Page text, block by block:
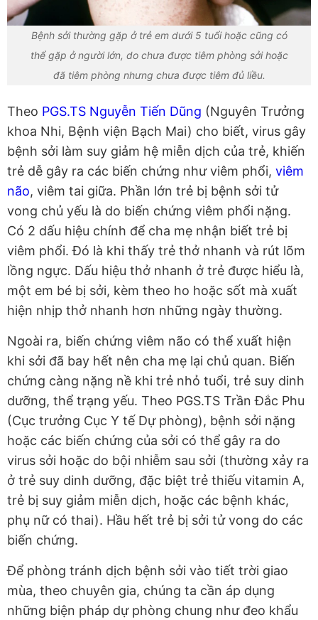
Bệnh sởi thường gặp ở trẻ em dưới 5 tuổi hoặc cũng có
thể gặp ở người lớn, do chưa được tiêm phòng sởi hoặc
đã tiêm phòng nhưng chưa được tiêm đủ liều.
Theo PGS.TS Nguyễn Tiến Dũng (Nguyên Trưởng
khoa Nhi, Bệnh viện Bạch Mai) cho biết, virus gây
bệnh sởi làm suy giảm hệ miễn dịch của trẻ, khiến
trẻ dễ gây ra các biến chứng như viêm phổi, viêm
não, viêm tai giữa. Phần lớn trẻ bị bệnh sởi tử
vong chủ yếu là do biến chứng viêm phổi nặng.
Có 2 dấu hiệu chính để cha mẹ nhận biết trẻ bị
viêm phổi. Đó là khi thấy trẻ thở nhanh và rút lõm
lồng ngực. Dấu hiệu thở nhanh ở trẻ được hiểu là,
một em bé bị sởi, kèm theo ho hoặc sốt mà xuất
hiện nhịp thở nhanh hơn những ngày thường.
Ngoài ra, biến chứng viêm não có thể xuất hiện
khi sởi đã bay hết nên cha mẹ lại chủ quan. Biến
chứng càng nặng nề khi trẻ nhỏ tuổi, trẻ suy dinh
dưỡng, thể trạng yếu. Theo PGS.TS Trần Đắc Phu
(Cục trưởng Cục Y tế Dự phòng), bệnh sởi nặng
hoặc các biến chứng của sởi có thể gây ra do
virus sởi hoặc do bội nhiễm sau sởi (thường xảy ra
ở trẻ suy dinh dưỡng, đặc biệt trẻ thiếu vitamin A,
trẻ bị suy giảm miễn dịch, hoặc các bệnh khác,
phụ nữ có thai). Hầu hết trẻ bị sởi tử vong do các
biến chứng.
Để phòng tránh dịch bệnh sởi vào tiết trời giao
mùa, theo chuyên gia, chúng ta cần áp dụng
những biện pháp dự phòng chung như đeo khẩu